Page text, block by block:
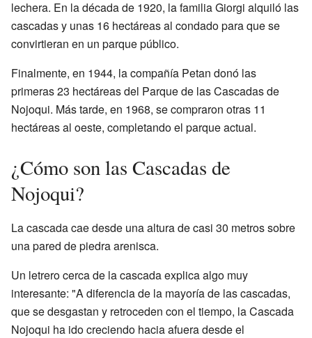
lechera. En la década de 1920, la familia Giorgi alquiló las
cascadas y unas 16 hectáreas al condado para que se
convirtieran en un parque público.
Finalmente, en 1944, la compañía Petan donó las
primeras 23 hectáreas del Parque de las Cascadas de
Nojoqui. Más tarde, en 1968, se compraron otras 11
hectáreas al oeste, completando el parque actual.
¿Cómo son las Cascadas de
Nojoqui?
La cascada cae desde una altura de casi 30 metros sobre
una pared de piedra arenisca.
Un letrero cerca de la cascada explica algo muy
interesante: "A diferencia de la mayoría de las cascadas,
que se desgastan y retroceden con el tiempo, la Cascada
Nojoqui ha ido creciendo hacia afuera desde el